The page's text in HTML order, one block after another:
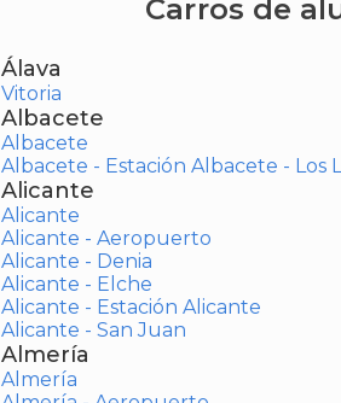
Carros de
Álava
Vitoria
Albacete
Albacete
Albacete - Estación Albacete - Los
Alicante
Alicante
Alicante - Aeropuerto
Alicante - Denia
Alicante - Elche
Alicante - Estación Alicante
Alicante - San Juan
Almería
Almería